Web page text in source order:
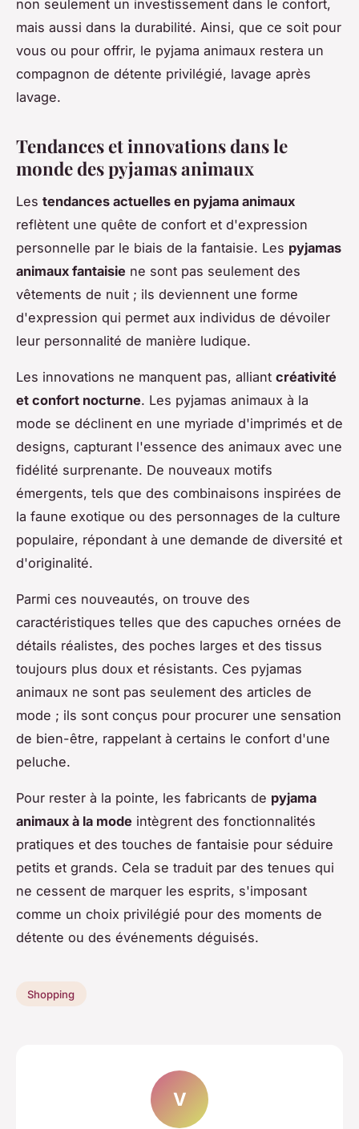
non seulement un investissement dans le confort,
mais aussi dans la durabilité. Ainsi, que ce soit pour
vous ou pour offrir, le pyjama animaux restera un
compagnon de détente privilégié, lavage après
lavage.
Tendances et innovations dans le
monde des pyjamas animaux
Les tendances actuelles en pyjama animaux
reflètent une quête de confort et d'expression
personnelle par le biais de la fantaisie. Les pyjamas
animaux fantaisie ne sont pas seulement des
vêtements de nuit ; ils deviennent une forme
d'expression qui permet aux individus de dévoiler
leur personnalité de manière ludique.
Les innovations ne manquent pas, alliant créativité
et confort nocturne. Les pyjamas animaux à la
mode se déclinent en une myriade d'imprimés et de
designs, capturant l'essence des animaux avec une
fidélité surprenante. De nouveaux motifs
émergents, tels que des combinaisons inspirées de
la faune exotique ou des personnages de la culture
populaire, répondant à une demande de diversité et
d'originalité.
Parmi ces nouveautés, on trouve des
caractéristiques telles que des capuches ornées de
détails réalistes, des poches larges et des tissus
toujours plus doux et résistants. Ces pyjamas
animaux ne sont pas seulement des articles de
mode ; ils sont conçus pour procurer une sensation
de bien-être, rappelant à certains le confort d'une
peluche.
Pour rester à la pointe, les fabricants de pyjama
animaux à la mode intègrent des fonctionnalités
pratiques et des touches de fantaisie pour séduire
petits et grands. Cela se traduit par des tenues qui
ne cessent de marquer les esprits, s'imposant
comme un choix privilégié pour des moments de
détente ou des événements déguisés.
Shopping
V